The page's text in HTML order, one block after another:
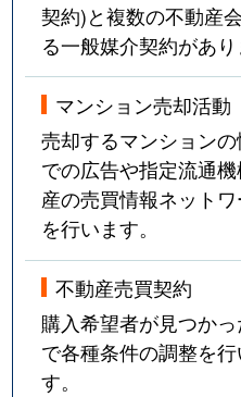
契約)と複数の不動産
る一般媒介契約があり
マンション売却活動
売却するマンション
での広告や指定流通
産の売買情報ネット
を行います。
不動産売買契約
購入希望者が見つか
で各種条件の調整を
す。